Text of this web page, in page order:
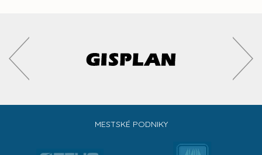
MESTSKÉ PODNIKY